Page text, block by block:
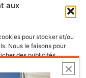
aux
pour stocker et/ou
Nous le faisons pour
des publicités
nous autorisera à
navigation ou les ID
les